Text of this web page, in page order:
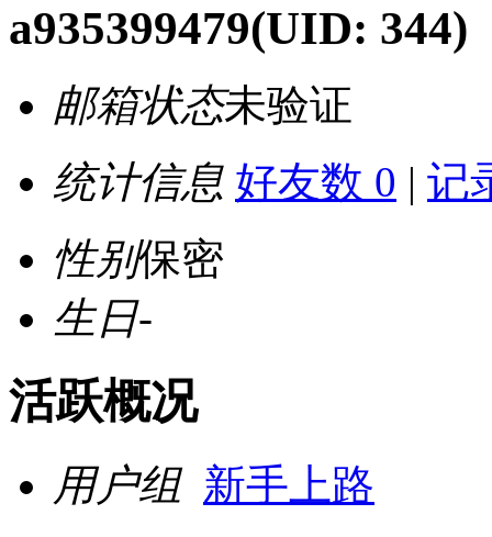
a935399479(UID: 344)
邮箱状态未验证
统计信息 好友数 0 | 记
性别保密
生日-
活跃概况
用户组 新手上路